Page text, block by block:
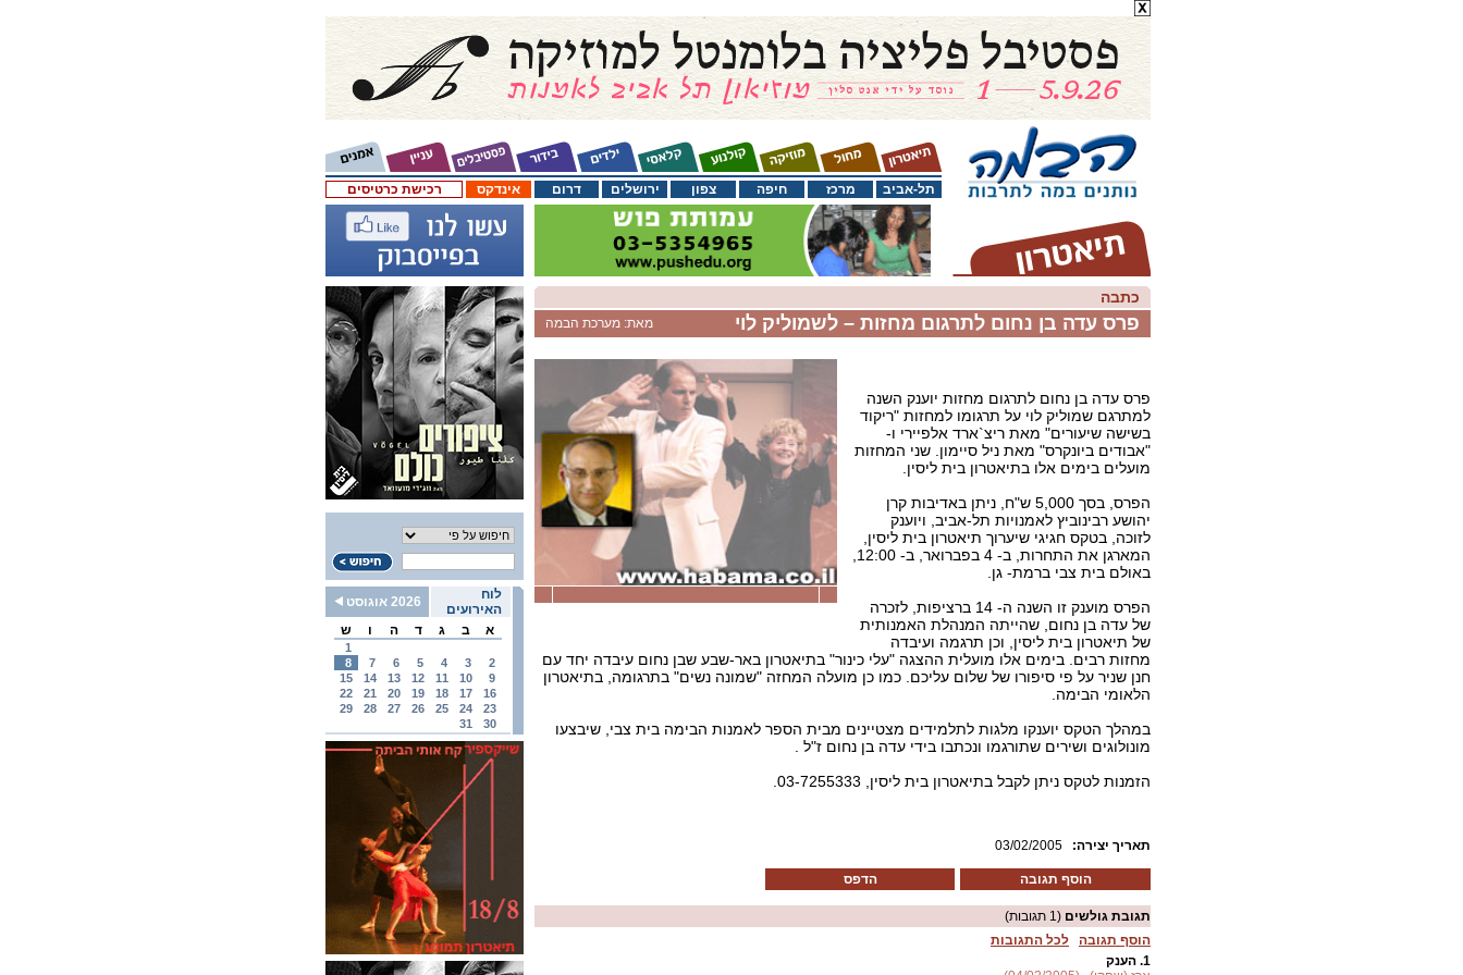
רכישת כרטיסים אינדקס דרום ירושלים צפון חיפה מרכז תל-אביב
לוח
האירועים
2026 אוגוסט
א
ב ג ד ה ו ש
1
2
3
4
5
6
7
8
9
10
11
12
13
14
15
16
17
18
19
20
21
22
23
24
25
26
27
28
29
30
31
כתבה
מאת: מערכת הבמה פרס עדה בן נחום לתרגום מחזות – לשמוליק לוי
פרס עדה בן נחום לתרגום מחזות יוענק השנה
למתרגם שמוליק לוי על תרגומו למחזות "ריקוד
בשישה שיעורים" מאת ריצ`ארד אלפיירי ו-
"אבודים ביונקרס" מאת ניל סיימון. שני המחזות
מועלים בימים אלו בתיאטרון בית ליסין.
הפרס, בסך 5,000 ש"ח, ניתן באדיבות קרן
יהושע רבינוביץ לאמנויות תל-אביב, ויוענק
לזוכה, בטקס חגיגי שיערוך תיאטרון בית ליסין,
באולם בית צבי ברמת- גן.
הפרס מוענק זו השנה ה- 14 ברציפות, לזכרה
של עדה בן נחום, שהייתה המנהלת האמנותית
של תיאטרון בית ליסין, וכן תרגמה ועיבדה
מחזות רבים. בימים אלו מועלית ההצגה "עלי כינור" בתיאטרון באר-שבע שבן נחום עיבדה יחד עם
חנן שניר על פי סיפורו של שלום עליכם. כמו כן מועלה המחזה "שמונה נשים" בתרגומה, בתיאטרון
הלאומי הבימה.
במהלך הטקס יוענקו מלגות לתלמידים מצטיינים מבית הספר לאמנות הבימה בית צבי, שיבצעו
מונולוגים ושירים שתורגמו ונכתבו בידי עדה בן נחום ז"ל .
הזמנות לטקס ניתן לקבל בתיאטרון בית ליסין, 03-7255333.
03/02/2005 :תאריך יצירה
הדפס הוסף תגובה
תגובת גולשים (1 תגובות)
הוסף תגובה
לכל התגובות
1. הענק